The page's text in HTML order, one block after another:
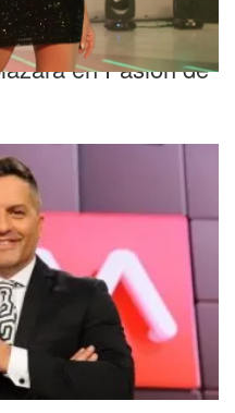
al enterarse
en Pasión de